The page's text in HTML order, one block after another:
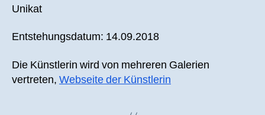
Unikat
Entstehungsdatum: 14.09.2018
Die Künstlerin wird von mehreren Galerien
vertreten, Webseite der Künstlerin